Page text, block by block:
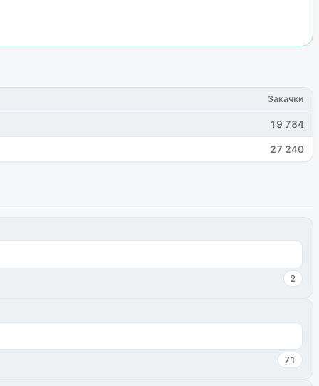
Закачки
19 784
27 240
2
71